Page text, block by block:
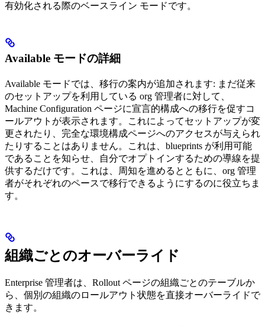
有効化される際のベースライン モードです。
Available モードの詳細
Available モードでは、移行の案内が追加されます: まだ従来
のセットアップを利用している org 管理者に対して、
Machine Configuration ページに宣言的構成への移行を促すコ
ールアウトが表示されます。これによってセットアップが変
更されたり、完全な環境構成ページへのアクセスが与えられ
たりすることはありません。これは、blueprints が利用可能
であることを知らせ、自分でオプトインするための導線を提
供するだけです。これは、周知を進めるとともに、org 管理
者がそれぞれのペースで移行できるようにするのに役立ちま
す。
組織ごとのオーバーライド
Enterprise 管理者は、Rollout ページの組織ごとのテーブルか
ら、個別の組織のロールアウト状態を直接オーバーライドで
きます。